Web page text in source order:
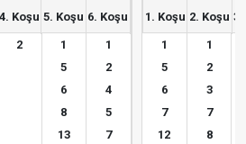
4. Koşu 5. Koşu 6. Koşu
2
1
5
6
8
13
1
2
4
5
7
1. Koşu 2. Koşu 3.
1
5
6
7
12
1
2
3
7
8